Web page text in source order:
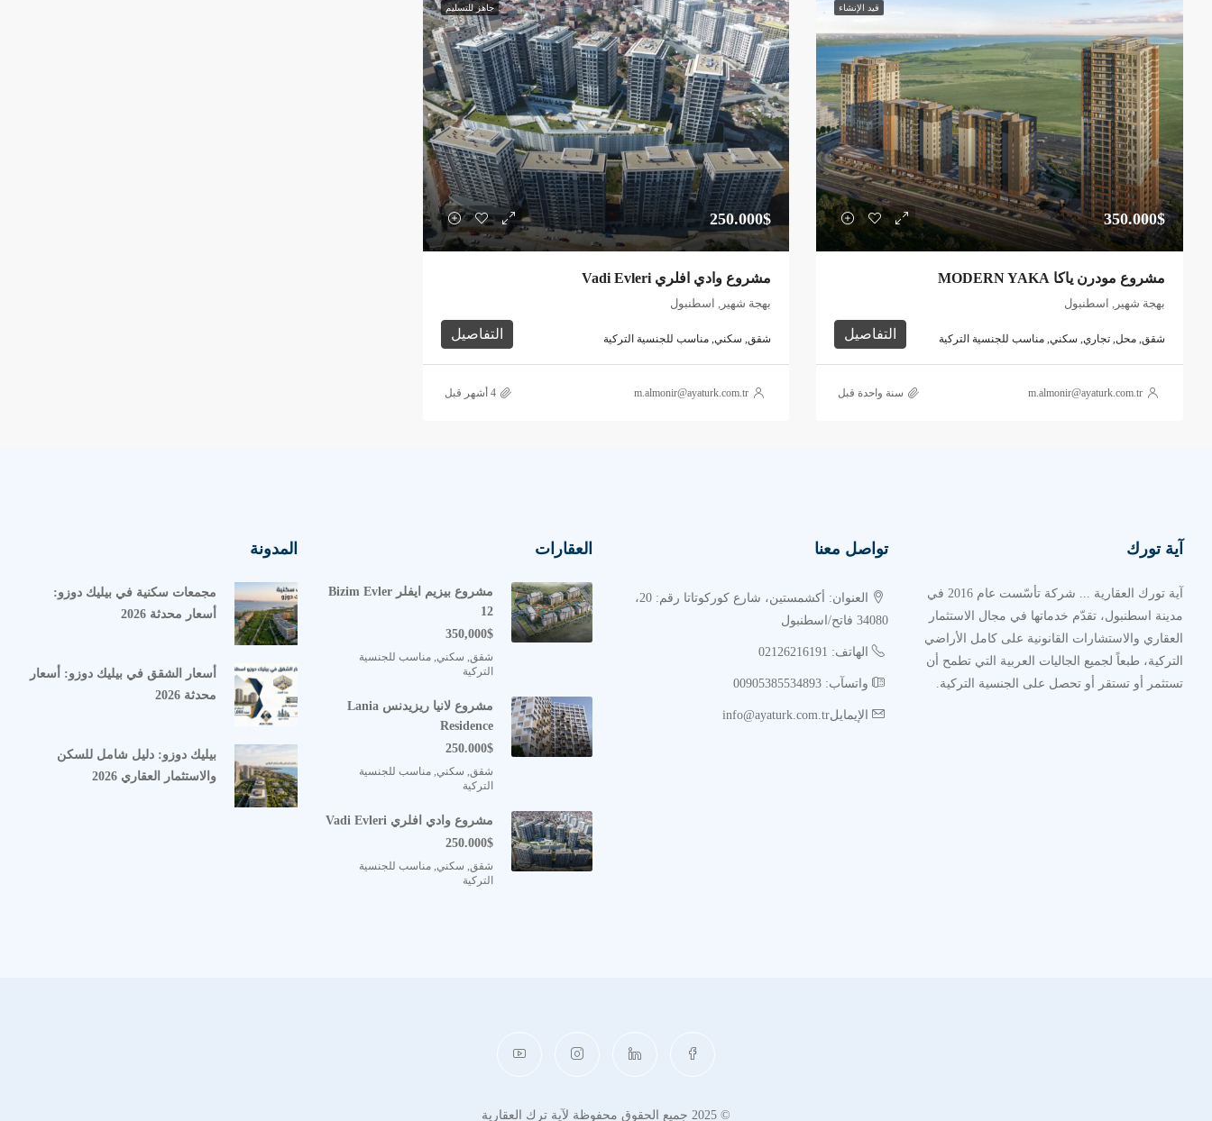
قيد الإنشاء
350.000$
مشروع مودرن ياكا MODERN YAKA
بهجة شهير, اسطنبول
شقق, محل, تجاري, سكني, مناسب للجنسية التركية التفاصيل
m.almonir@ayaturk.com.tr ‏سنة واحدة قبل
جاهز للتسليم
250.000$
مشروع وادي افلري Vadi Evleri
بهجة شهير, اسطنبول
شقق, سكني, مناسب للجنسية التركية التفاصيل
m.almonir@ayaturk.com.tr ‏4 أشهر قبل
آية تورك
آية تورك العقارية ... شركة تأسّست عام 2016 في
مدينة اسطنبول، تقدّم خدماتها في مجال الاستثمار
العقاري والاستشارات القانونية على كامل الأراضي
التركية، طبعاً لجميع الجاليات العربية التي تطمح أن
تستثمر أو تستقر أو تحصل على الجنسية التركية.
تواصل معنا
العنوان: أكشمستين، شارع كوركوتاتا رقم: 20،
34080 فاتح/اسطنبول
الهاتف: 02126216191
واتسآب: 00905385534893
الإيمايلinfo@ayaturk.com.tr
العقارات
مشروع بيزيم ايفلر Bizim Evler
12
350,000$
شقق, سكني, مناسب للجنسية
التركية
مشروع لانيا ريزيدنس Lania
Residence
250.000$
شقق, سكني, مناسب للجنسية
التركية
مشروع وادي افلري Vadi Evleri
250.000$
شقق, سكني, مناسب للجنسية
التركية
المدونة
مجمعات سكنية في بيليك دوزو:
أسعار محدثة 2026
أسعار الشقق في بيليك دوزو: أسعار
محدثة 2026
بيليك دوزو: دليل شامل للسكن
والاستثمار العقاري 2026
© 2025 جميع الحقوق محفوظة لآية ترك العقارية